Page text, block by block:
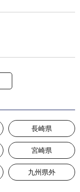
長崎県
宮崎県
九州県外